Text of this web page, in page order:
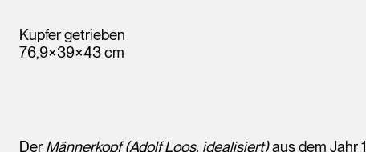
Kupfer getrieben
76,9×39×43 cm
Der Männerkopf (Adolf Loos, idealisiert)aus dem Jahr